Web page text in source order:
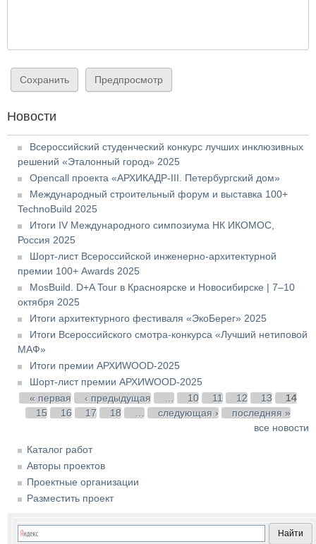
Новости
Всероссийский студенческий конкурс лучших инклюзивных
решений «Эталонный город» 2025
Opencall проекта «АРХИКАДР-III. Петербургский дом»
Международный строительный форум и выставка 100+
TechnoBuild 2025
Итоги IV Международного симпозиума НК ИКОМОС,
Россия 2025
Шорт-лист Всероссийской инженерно-архитектурной
премии 100+ Awards 2025
MosBuild. D+A Tour в Красноярске и Новосибирске | 7–10
октября 2025
Итоги архитектурного фестиваля «ЭкоБерег» 2025
Итоги Всероссийского смотра-конкурса «Лучший нетиповой
МАФ»
Итоги премии АРХИWOOD-2025
Шорт-лист премии АРХИWOOD-2025
Страницы
« первая ‹ предыдущая 10 11 12 13
14
15
16 17 18 следующая ›
последняя »
все новости
Каталог работ
Авторы проектов
Проектные организации
Разместить проект